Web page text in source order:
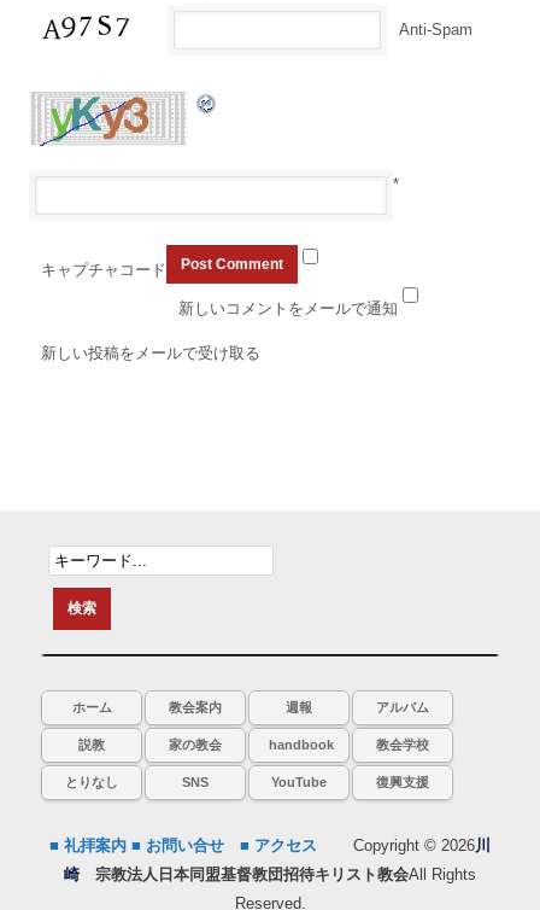
Anti-Spam
キャプチャコード
*
新しいコメントをメールで通知
新しい投稿をメールで受け取る
ホーム 教会案内 週報 アルバム
説教 家の教会 handbook 教会学校
とりなし SNS YouTube 復興支援
■ 礼拝案内 ■ お問い合せ ■ アクセス Copyright © 2026川
崎
宗教法人日本同盟基督教団招待キリスト教会All Rights
Reserved.